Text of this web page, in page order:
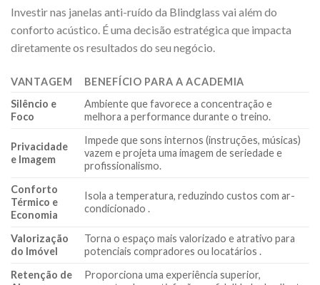
Investir nas janelas anti-ruído da Blindglass vai além do
conforto acústico. É uma decisão estratégica que impacta
diretamente os resultados do seu negócio.
VANTAGEM
BENEFÍCIO PARA A ACADEMIA
Silêncio e
Foco
Ambiente que favorece a concentração e
melhora a performance durante o treino.
Privacidade
e Imagem
Impede que sons internos (instruções, músicas)
vazem e projeta uma imagem de seriedade e
profissionalismo.
Conforto
Térmico e
Economia
Isola a temperatura, reduzindo custos com ar-
condicionado.
Valorização
do Imóvel
Torna o espaço mais valorizado e atrativo para
potenciais compradores ou locatários.
Retenção de
Proporciona uma experiência superior,